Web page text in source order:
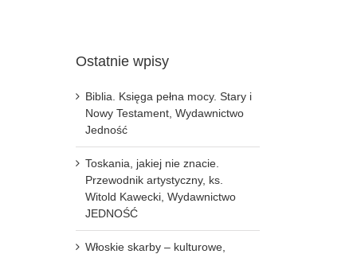
Ostatnie wpisy
Biblia. Księga pełna mocy. Stary i
Nowy Testament, Wydawnictwo
Jedność
Toskania, jakiej nie znacie.
Przewodnik artystyczny, ks.
Witold Kawecki, Wydawnictwo
JEDNOŚĆ
Włoskie skarby – kulturowe,